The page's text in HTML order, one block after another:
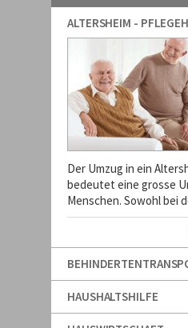
ALTERSHEIM -
Der Umzug in ein
bedeutet eine grosse
Menschen. Sowohl bei
HAUSHALTSHILFE